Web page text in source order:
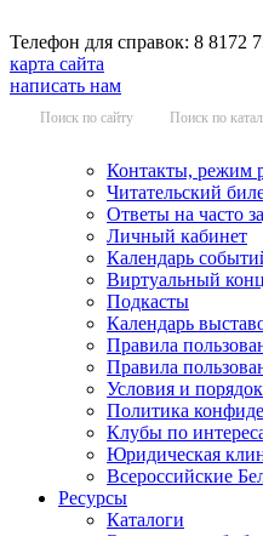
Телефон для справок: 8 8172
карта сайта
написать нам
Поиск по сайту Поиск по
Контакты, режим
Читательский
Ответы на часто
Личный кабинет
Календарь
Виртуальный
Подкасты
Календарь
Правила
Правила
Условия и
Политика
Клубы по
Юридическая
Всероссийские
Ресурсы
Каталоги